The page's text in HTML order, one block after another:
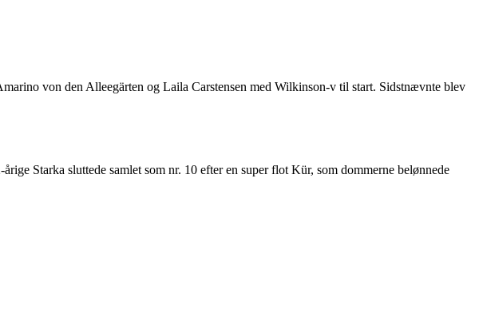
von den Alleegärten og Laila Carstensen med Wilkinson-v til start. Sidstnævnte blev
Starka sluttede samlet som nr. 10 efter en super flot Kür, som dommerne belønnede